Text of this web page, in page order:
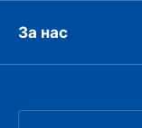
За нас